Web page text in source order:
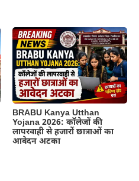
BRABU Kanya Utthan
Yojana 2026: कॉलेजों की
लापरवाही से हजारों छात्राओं का
आवेदन अटका